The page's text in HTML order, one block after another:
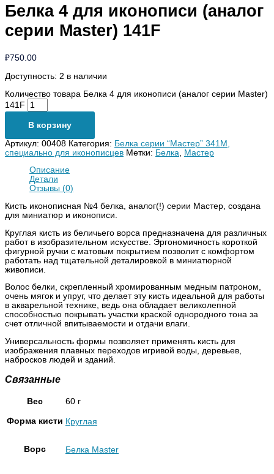
Белка 4 для иконописи (аналог
серии Master) 141F
₽750.00
Доступность: 2 в наличии
Количество товара Белка 4 для иконописи (аналог серии Master)
141F
В корзину
Артикул: 00408 Категория: Белка серии “Мастер” 341М,
специально для иконописцев Метки: Белка
Мастер
Описание
Детали
Отзывы (0)
Кисть иконописная №4 белка, аналог(!) серии Мастер, создана
для миниатюр и иконописи.
Круглая кисть из беличьего ворса предназначена для различных
работ в изобразительном искусстве. Эргономичность короткой
фигурной ручки с матовым покрытием позволит с комфортом
работать над тщательной деталировкой в миниатюрной
живописи.
Волос белки, скрепленный хромированным медным патроном,
очень мягок и упруг, что делает эту кисть идеальной для работы
в акварельной технике, ведь она обладает великолепной
способностью покрывать участки краской однородного тона за
счет отличной впитываемости и отдачи влаги.
Универсальность формы позволяет применять кисть для
изображения плавных переходов игривой воды, деревьев,
набросков людей и зданий.
Связанные
Вес 60 г
Форма кисти Круглая
Ворс Белка Master